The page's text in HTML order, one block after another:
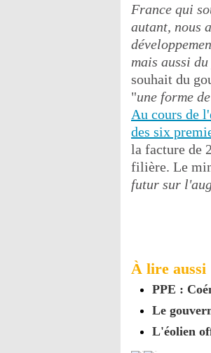
France qui
autant, nous
mais aussi
souhait du
"une forme
Au cours de
des six
la facture de
filière. Le
futur sur
À lire aussi
PPE :
Le
L'éolien